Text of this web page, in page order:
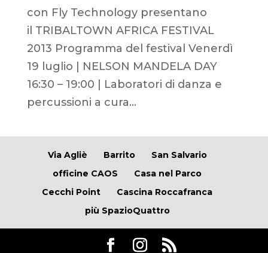
con Fly Technology presentano
il TRIBALTOWN AFRICA FESTIVAL
2013 Programma del festival Venerdì
19 luglio | NELSON MANDELA DAY
16:30 – 19:00 | Laboratori di danza e
percussioni a cura...
Via Agliè Barrito
San Salvario
officine CAOS
Casa nel Parco
Cecchi Point
Cascina Roccafranca
più SpazioQuattro